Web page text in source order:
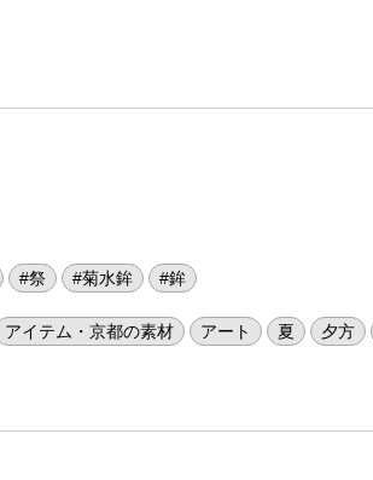
#祭 #菊水鉾 #鉾
アイテム・京都の素材 アート 夏 夕方